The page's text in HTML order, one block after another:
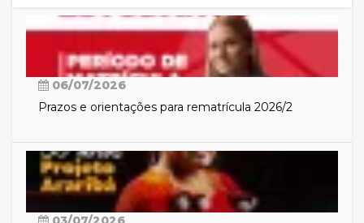
06/07/2026
Prazos e orientações para rematrícula 2026/2